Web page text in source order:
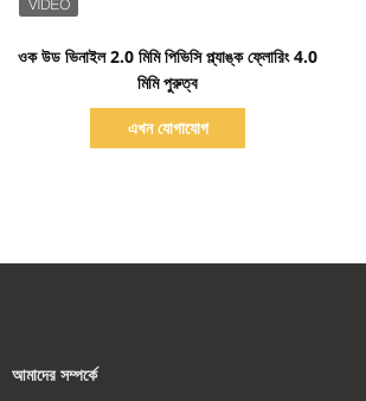
ওক উড ভিনাইল 2.0 মিমি পিভিসি প্ল্যাঙ্ক ফ্লোরিং 4.0
মিমি পুরুত্ব
এখন যোগাযোগ
আমাদের সম্পর্কে